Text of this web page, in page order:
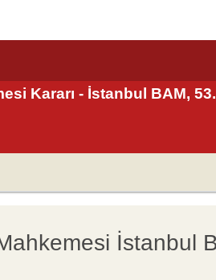
Kararı - İstanbul BAM,
İstanbul